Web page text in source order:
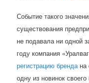
Событие такого
существования
не подавала ни одной
году компания
регистрацию брендана
одну из новинок